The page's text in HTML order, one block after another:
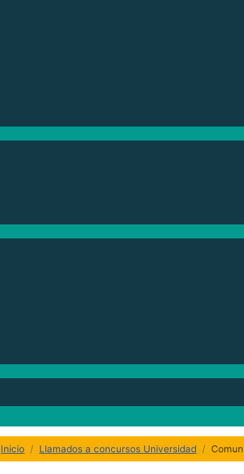
Inicio Llamados a concursos Universidad